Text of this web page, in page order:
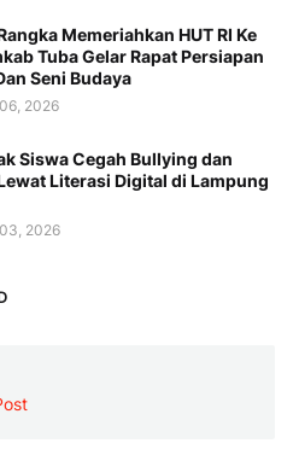
Memeriahkan HUT RI Ke
Tuba Gelar Rapat Persiapan
Seni Budaya
2026
Siswa Cegah Bullying dan
Literasi Digital di Lampung
2026